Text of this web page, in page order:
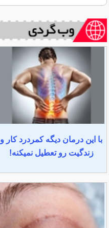
با این درمان دیگه کمردرد کار و
زندگیت رو تعطیل نمیکنه!